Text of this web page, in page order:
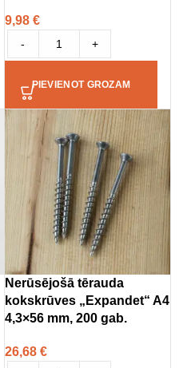
9,98 €
- +
PIEVIENOT GROZAM
Nerūsējošā tērauda
kokskrūves „Expandet“ A4
4,3×56 mm, 200 gab.
26,68 €